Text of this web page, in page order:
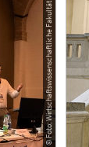
© Foto: Wirtschaftswissenschaftliche Fakultät